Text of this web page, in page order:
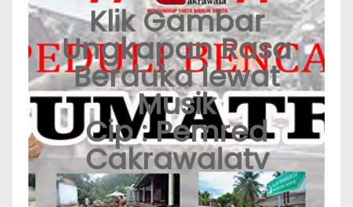
Klik Gambar
Ungkapan Rasa
Berduka lewat
Musik
Cip : Pemred
Cakrawalatv